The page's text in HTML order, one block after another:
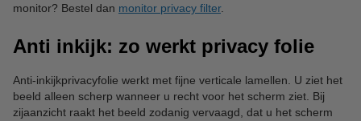
monitor? Bestel dan monitor privacy filter.
Anti inkijk: zo werkt privacy folie
Anti-inkijkprivacyfolie werkt met fijne verticale lamellen. U ziet het
beeld alleen scherp wanneer u recht voor het scherm ziet. Bij
zijaanzicht raakt het beeld zodanig vervaagd, dat u het scherm